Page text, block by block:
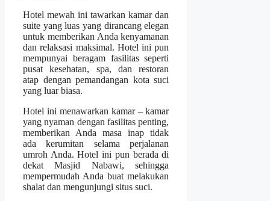
Hotel mewah ini tawarkan kamar dan
suite yang luas yang dirancang elegan
untuk memberikan Anda kenyamanan
dan relaksasi maksimal. Hotel ini pun
mempunyai beragam fasilitas seperti
pusat kesehatan, spa, dan restoran
atap dengan pemandangan kota suci
yang luar biasa.
Hotel ini menawarkan kamar – kamar
yang nyaman dengan fasilitas penting,
memberikan Anda masa inap tidak
ada kerumitan selama perjalanan
umroh Anda. Hotel ini pun berada di
dekat Masjid Nabawi, sehingga
mempermudah Anda buat melakukan
shalat dan mengunjungi situs suci.